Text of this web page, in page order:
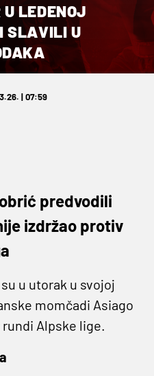
LEDENOJ
SLAVILI U
| 07:59
predvodili
izdržao protiv
u utorak u svojoj
momčadi Asiago
Alpske lige.